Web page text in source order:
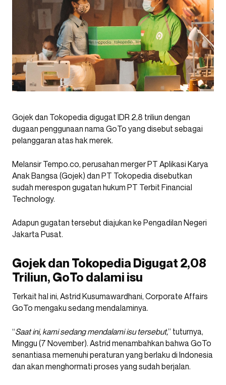
Gojek dan Tokopedia digugat IDR 2,8 triliun dengan
dugaan penggunaan nama GoTo yang disebut sebagai
pelanggaran atas hak merek.
Melansir Tempo.co, perusahan merger PT Aplikasi Karya
Anak Bangsa (Gojek) dan PT Tokopedia disebutkan
sudah merespon gugatan hukum PT Terbit Financial
Technology.
Adapun gugatan tersebut diajukan ke Pengadilan Negeri
Jakarta Pusat.
Gojek dan Tokopedia Digugat 2,08
Triliun, GoTo dalami isu
Terkait hal ini, Astrid Kusumawardhani, Corporate Affairs
GoTo mengaku sedang mendalaminya.
“Saat ini, kami sedang mendalami isu tersebut,” tuturnya,
Minggu (7 November). Astrid menambahkan bahwa GoTo
senantiasa memenuhi peraturan yang berlaku di Indonesia
dan akan menghormati proses yang sudah berjalan.